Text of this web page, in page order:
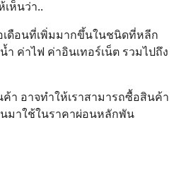
เห็นว่า..
เดือนที่เพิ่มมากขึ้นในชนิดที่หลีก
ำ ค่าไฟ ค่าอินเทอร์เน็ต รวมไปถึง
า อาจทำให้เราสามารถซื้อสินค้า
มาใช้ในราคาผ่อนหลักพัน